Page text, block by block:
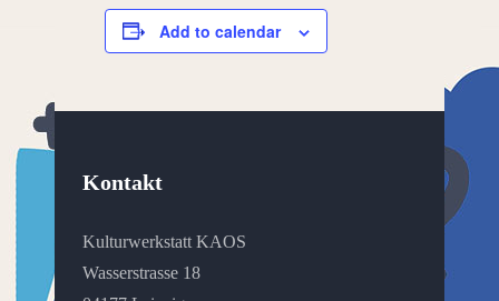
Add to calendar
Kontakt
Kulturwerkstatt KAOS
Wasserstrasse 18